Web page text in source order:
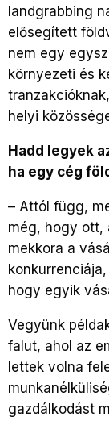
landgrabbing
elősegített
nem egy
környezeti és
helyi
Hadd legyek
ha egy cég
– Attól függ,
még, hogy ott,
mekkora a
hogy egyik
Vegyünk
falut, ahol az
lettek volna
gazdálkodást